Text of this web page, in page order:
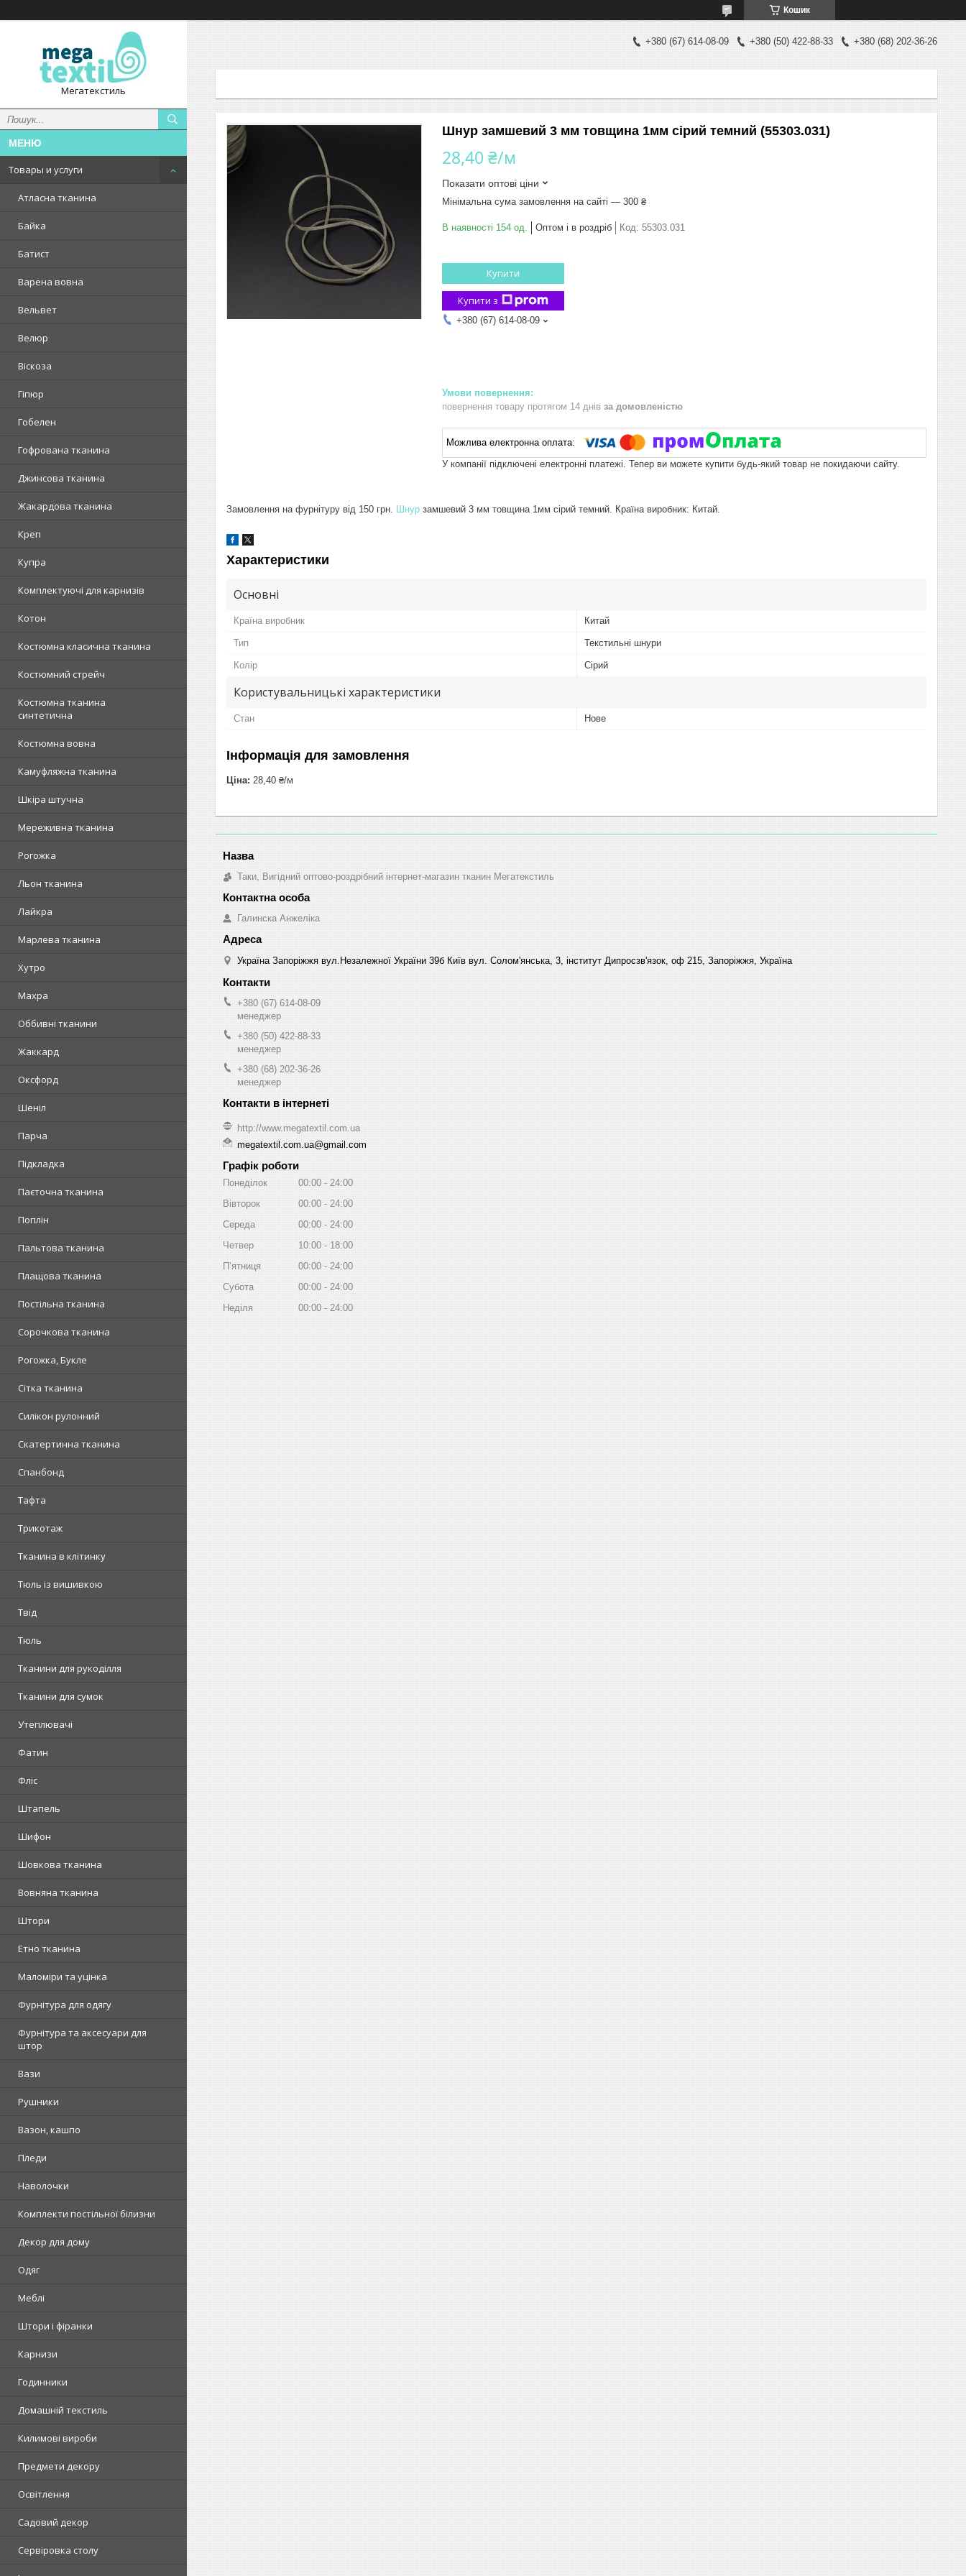
Кошик
Мегатекстиль
Товары и услуги
Атласна тканина
Байка
Батист
Варена вовна
Вельвет
Велюр
Віскоза
Гіпюр
Гобелен
Гофрована тканина
Джинсова тканина
Жакардова тканина
Креп
Купра
Комплектуючі для карнизів
Котон
Костюмна класична тканина
Костюмний стрейч
Костюмна тканина
синтетична
Костюмна вовна
Камуфляжна тканина
Шкіра штучна
Мереживна тканина
Рогожка
Льон тканина
Лайкра
Марлева тканина
Хутро
Махра
Оббивні тканини
Жаккард
Оксфорд
Шеніл
Парча
Підкладка
Паєточна тканина
Поплін
Пальтова тканина
Плащова тканина
Постільна тканина
Сорочкова тканина
Рогожка, Букле
Сітка тканина
Силікон рулонний
Скатертинна тканина
Спанбонд
Тафта
Трикотаж
Тканина в клітинку
Тюль із вишивкою
Твід
Тюль
Тканини для рукоділля
Тканини для сумок
Утеплювачі
Фатин
Фліс
Штапель
Шифон
Шовкова тканина
Вовняна тканина
Штори
Етно тканина
Маломіри та уцінка
Фурнітура для одягу
Фурнітура та аксесуари для
штор
Вази
Рушники
Вазон, кашпо
Пледи
Наволочки
Комплекти постільної білизни
Декор для дому
Одяг
Меблі
Штори і фіранки
Карнизи
Годинники
Домашній текстиль
Килимові вироби
Предмети декору
Освітлення
Садовий декор
Сервіровка столу
+380 (67) 614-08-09 +380 (50) 422-88-33 +380 (68) 202-36-26
Шнур замшевий 3 мм товщина 1мм сірий темний (55303.031)
28,40 ₴/м
Показати оптові ціни
Мінімальна сума замовлення на сайті — 300 ₴
В наявності 154 од. Оптом і в роздріб Код: 55303.031
Купити
Купити з
+380 (67) 614-08-09
повернення товару протягом 14 днів за домовленістю
У компанії підключені електронні платежі. Тепер ви можете купити будь-який товар не покидаючи сайту.
Замовлення на фурнітуру від 150 грн. Шнур замшевий 3 мм товщина 1мм сірий темний. Країна виробник: Китай.
Характеристики
Основні
Країна виробник Китай
Тип Текстильні шнури
Колір Сірий
Користувальницькі характеристики
Стан Нове
Інформація для замовлення
Ціна: 28,40 ₴/м
Таки, Вигідний оптово-роздрібний інтернет-магазин тканин Мегатекстиль
Галинска Анжеліка
Україна Запоріжжя вул.Незалежної України 39б Київ вул. Солом'янська, 3, інститут Дипросзв'язок, оф 215, Запоріжжя, Україна
+380 (67) 614-08-09
менеджер
+380 (50) 422-88-33
менеджер
+380 (68) 202-36-26
менеджер
http://www.megatextil.com.ua
megatextil.com.ua@gmail.com
Графік роботи
Понеділок 00:00
24:00
Вівторок
00:00
24:00
Середа
00:00
24:00
Четвер
10:00
18:00
Пʼятниця
00:00
24:00
Субота
00:00
24:00
Неділя
00:00 24:00